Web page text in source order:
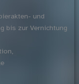
und
bis zur Vernichtung